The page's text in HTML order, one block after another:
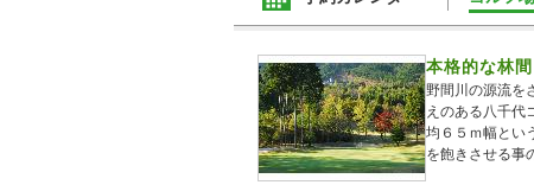
本格的な林
野間川の源流を
えのある八千代
均６５ｍ幅とい
を飽きさせる事